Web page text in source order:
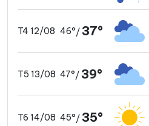
T4 12/08 46°/ 37°
T5 13/08 47°/ 39°
T6 14/08 45°/ 35°